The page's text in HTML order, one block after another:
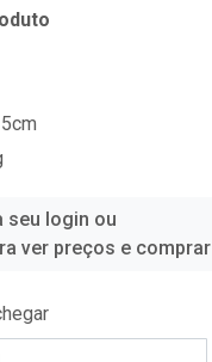
seu login ou
ver preços e comprar